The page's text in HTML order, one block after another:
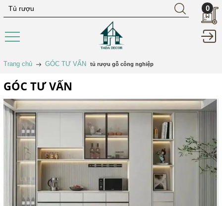
0
Trang chủ GÓC TƯ VẤN tủ rượu gỗ công nghiệp
GÓC TƯ VẤN